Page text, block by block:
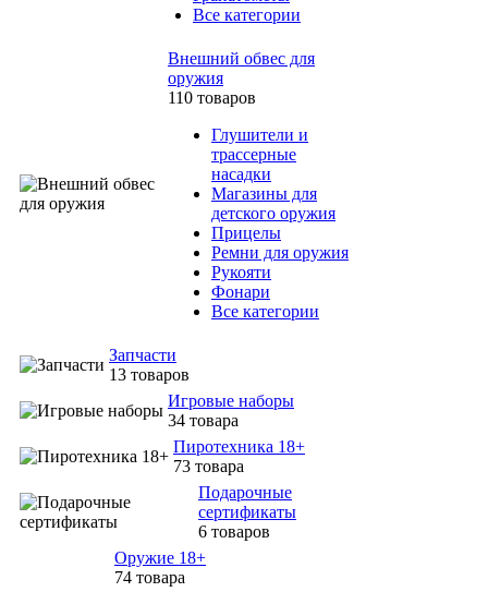
Все категории
Внешний обвес для
оружия
110 товаров
Глушители и
трассерные
насадки
Магазины для
детского оружия
Прицелы
Ремни для оружия
Рукояти
Фонари
Все категории
Запчасти
13 товаров
Игровые наборы
34 товара
Пиротехника 18+
73 товара
Подарочные
сертификаты
6 товаров
Оружие 18+
74 товара